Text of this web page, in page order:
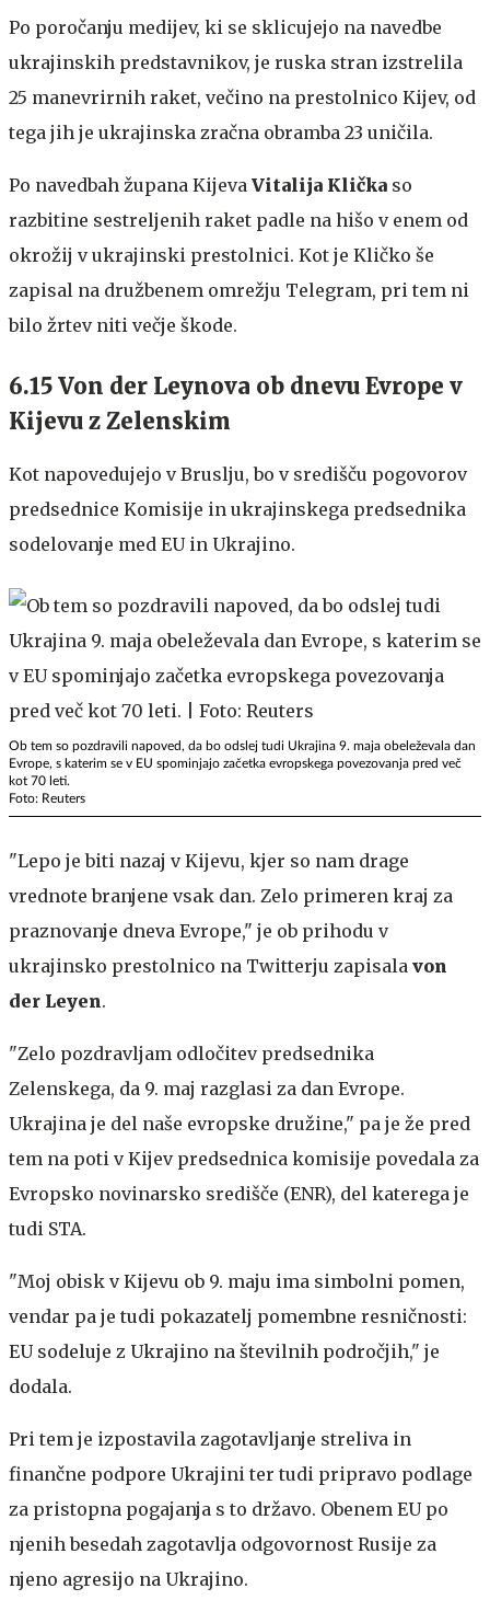
Po poročanju medijev, ki se sklicujejo na navedbe
ukrajinskih predstavnikov, je ruska stran izstrelila
25 manevrirnih raket, večino na prestolnico Kijev, od
tega jih je ukrajinska zračna obramba 23 uničila.
Po navedbah župana Kijeva Vitalija Klička so
razbitine sestreljenih raket padle na hišo v enem od
okrožij v ukrajinski prestolnici. Kot je Kličko še
zapisal na družbenem omrežju Telegram, pri tem ni
bilo žrtev niti večje škode.
6.15 Von der Leynova ob dnevu Evrope v
Kijevu z Zelenskim
Kot napovedujejo v Bruslju, bo v središču pogovorov
predsednice Komisije in ukrajinskega predsednika
sodelovanje med EU in Ukrajino.
Ob tem so pozdravili napoved, da bo odslej tudi Ukrajina 9. maja obeleževala dan
Evrope, s katerim se v EU spominjajo začetka evropskega povezovanja pred več
kot 70 leti.
Foto: Reuters
"Lepo je biti nazaj v Kijevu, kjer so nam drage
vrednote branjene vsak dan. Zelo primeren kraj za
praznovanje dneva Evrope," je ob prihodu v
ukrajinsko prestolnico na Twitterju zapisala von
der Leyen.
"Zelo pozdravljam odločitev predsednika
Zelenskega, da 9. maj razglasi za dan Evrope.
Ukrajina je del naše evropske družine," pa je že pred
tem na poti v Kijev predsednica komisije povedala za
Evropsko novinarsko središče (ENR), del katerega je
tudi STA.
"Moj obisk v Kijevu ob 9. maju ima simbolni pomen,
vendar pa je tudi pokazatelj pomembne resničnosti:
EU sodeluje z Ukrajino na številnih področjih," je
dodala.
Pri tem je izpostavila zagotavljanje streliva in
finančne podpore Ukrajini ter tudi pripravo podlage
za pristopna pogajanja s to državo. Obenem EU po
njenih besedah zagotavlja odgovornost Rusije za
njeno agresijo na Ukrajino.